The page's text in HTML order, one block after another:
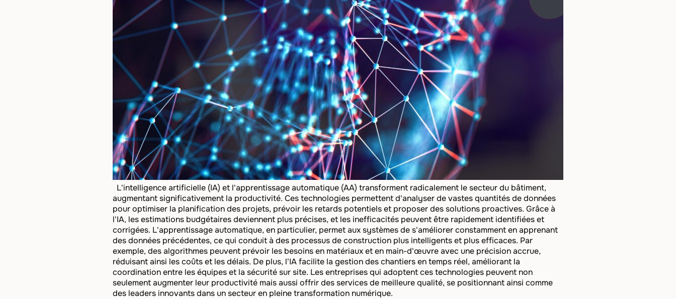
L'intelligence artificielle (IA) et l'apprentissage automatique (AA) transforment radicalement le secteur du bâtiment,
augmentant significativement la productivité. Ces technologies permettent d'analyser de vastes quantités de données
pour optimiser la planification des projets, prévoir les retards potentiels et proposer des solutions proactives. Grâce à
l'IA, les estimations budgétaires deviennent plus précises, et les inefficacités peuvent être rapidement identifiées et
corrigées. L'apprentissage automatique, en particulier, permet aux systèmes de s'améliorer constamment en apprenant
des données précédentes, ce qui conduit à des processus de construction plus intelligents et plus efficaces. Par
exemple, des algorithmes peuvent prévoir les besoins en matériaux et en main-d'œuvre avec une précision accrue,
réduisant ainsi les coûts et les délais. De plus, l'IA facilite la gestion des chantiers en temps réel, améliorant la
coordination entre les équipes et la sécurité sur site. Les entreprises qui adoptent ces technologies peuvent non
seulement augmenter leur productivité mais aussi offrir des services de meilleure qualité, se positionnant ainsi comme
des leaders innovants dans un secteur en pleine transformation numérique.